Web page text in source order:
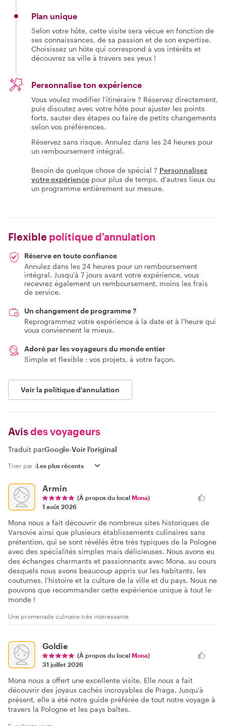
Plan unique
Selon votre hôte, cette visite sera vécue en fonction de
ses connaissances, de sa passion et de son expertise.
Choisissez un hôte qui correspond à vos intérêts et
découvrez sa ville à travers ses yeux !
Personnalise ton expérience
Vous voulez modifier l'itinéraire ? Réservez directement,
puis discutez avec votre hôte pour ajuster les points
forts, sauter des étapes ou faire de petits changements
selon vos préférences.
Réservez sans risque. Annulez dans les 24 heures pour
un remboursement intégral.
Besoin de quelque chose de spécial ? Personnalisez
votre expérience pour plus de temps, d'autres lieux ou
un programme entièrement sur mesure.
Flexible politique d'annulation
Réserve en toute confiance
Annulez dans les 24 heures pour un remboursement
intégral. Jusqu'à 7 jours avant votre expérience, vous
recevrez également un remboursement, moins les frais
de service.
Un changement de programme ?
Reprogrammez votre expérience à la date et à l'heure qui
vous conviennent le mieux.
Adoré par les voyageurs du monde entier
Simple et flexible : vos projets, à votre façon.
Voir la politique d'annulation
Avisdes voyageurs
Traduit parGoogle-Voir l'original
Trier par :
Armin
(À propos du local Mona)
1 août 2026
Mona nous a fait découvrir de nombreux sites historiques de
Varsovie ainsi que plusieurs établissements culinaires sans
prétention, qui se sont révélés être très typiques de la Pologne
avec des spécialités simples mais délicieuses. Nous avons eu
des échanges charmants et passionnants avec Mona, au cours
desquels nous avons beaucoup appris sur les habitants, les
coutumes, l'histoire et la culture de la ville et du pays. Nous ne
pouvons que recommander cette expérience unique à tout le
monde !
Une promenade culinaire très intéressante
Goldie
(À propos du local Mona)
31 juillet 2026
Mona nous a offert une excellente visite. Elle nous a fait
découvrir des joyaux cachés incroyables de Praga. Jusqu'à
présent, elle a été notre guide préférée de tout notre voyage à
travers la Pologne et les pays baltes.